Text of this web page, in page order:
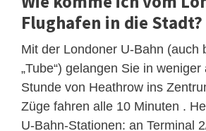
Flughafen in die Stadt?
Mit der Londoner U-Bahn (auch
„Tube“) gelangen Sie in weniger
Stunde von Heathrow ins
Züge fahren alle 10 Minuten .
U-Bahn-Stationen: an Terminal